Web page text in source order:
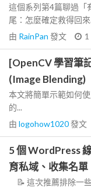
這個系列第4篇聊過「
尾：怎麼確定救得回來
由 RainPan 發文
[OpenCV 學習筆
(Image Blending)
本文將簡單示範如何
的...
由 logohow1020發文
5 個 WordPress
育私域、收集名
📝 這次推薦排除一